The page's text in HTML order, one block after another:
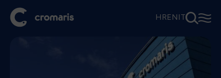
HREN IT⚲☰